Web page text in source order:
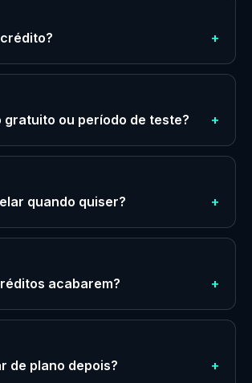
+
gratuito ou período de teste? +
quando quiser? +
acabarem? +
de plano depois? +